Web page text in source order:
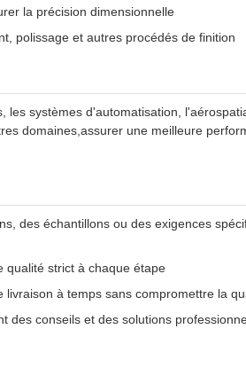
la précision dimensionnelle
polissage et autres procédés de finition
les systèmes d'automatisation,
domaines,assurer une meilleure
des échantillons ou des exigences
qualité strict à chaque étape
livraison à temps sans compromettre la
des conseils et des solutions